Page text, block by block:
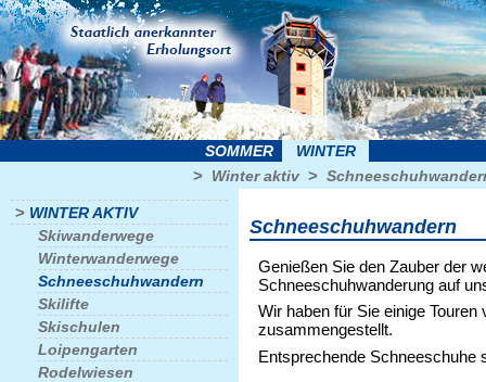
SOMMER WINTER
> Winter aktiv >
> WINTER AKTIV
Skiwanderwege
Winterwanderwege
Schneeschuhwandern
Skilifte
Skischulen
Loipengarten
Rodelwiesen
Schneeschuhwandern
Genießen Sie den Zauber der
Schneeschuhwanderung auf
Wir haben für Sie einige
zusammengestellt.
Entsprechende Schneeschuhe